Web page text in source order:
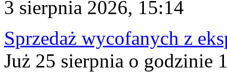
3 sierpnia 2026, 15:14
Sprzedaż wycofanych z
Już 25 sierpnia o godzinie